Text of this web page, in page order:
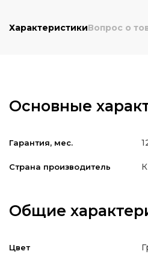
ХарактеристикиВопрос о
Основные
Гарантия, мес.
Страна производитель
Общие
Цвет